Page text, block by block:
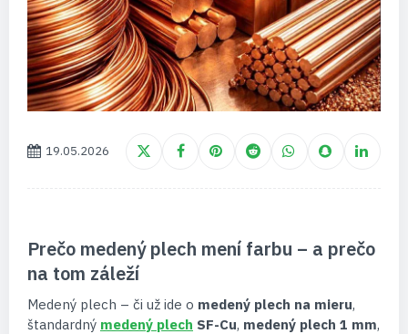
19.05.2026
Prečo medený plech mení farbu – a prečo
na tom záleží
Medený plech – či už ide o medený plech na mieru,
štandardný medený plech SF-Cu, medený plech 1 mm,